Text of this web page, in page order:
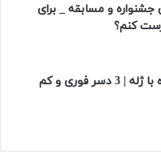
و مسابقه _ برای
کنم؟
طرز تهیه دسر ساده با ژله | 3 دسر فوری و کم